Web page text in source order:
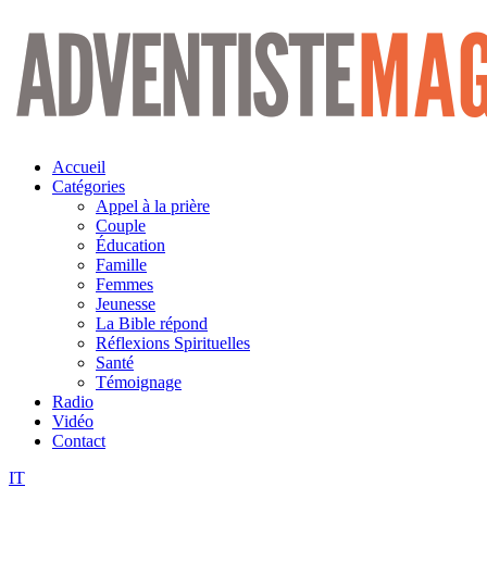
Aller
contenu
Accueil
Catégories
Appel à la prière
Couple
Éducation
Famille
Femmes
Jeunesse
La Bible répond
Réflexions Spirituelles
Santé
Témoignage
Radio
Vidéo
Contact
IT